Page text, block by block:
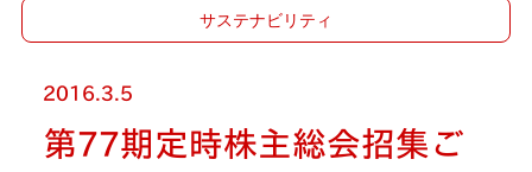
サステナビリティ
2016.3.5
第77期定時株主総会招集ご